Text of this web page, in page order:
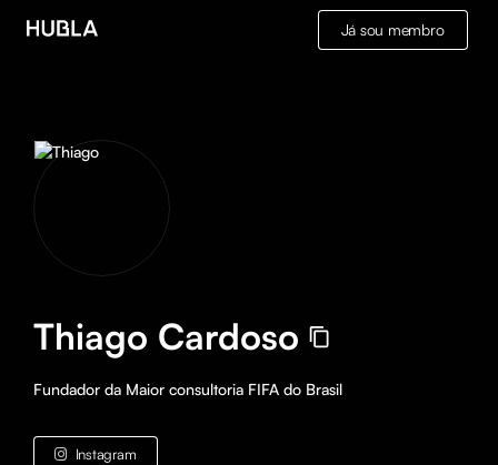
Já sou membro
Thiago Cardoso
Fundador da Maior consultoria FIFA do Brasil
Instagram